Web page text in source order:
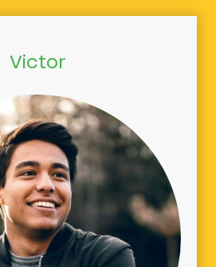
Victor